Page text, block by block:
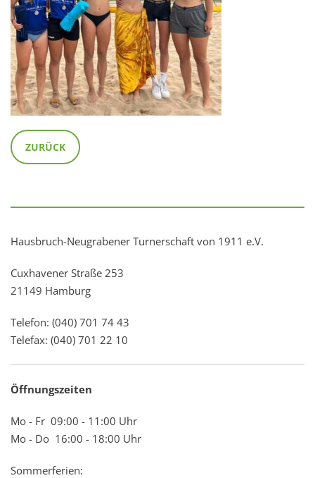
ZURÜCK
Hausbruch-Neugrabener Turnerschaft von 1911 e.V.
Cuxhavener Straße 253
21149 Hamburg
Telefon: (040) 701 74 43
Telefax: (040) 701 22 10
Öffnungszeiten
Mo - Fr 09:00 - 11:00 Uhr
Mo - Do 16:00 - 18:00 Uhr
Sommerferien: